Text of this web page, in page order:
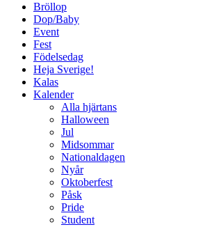
Bröllop
Dop/Baby
Event
Fest
Födelsedag
Heja Sverige!
Kalas
Kalender
Alla hjärtans
Halloween
Jul
Midsommar
Nationaldagen
Nyår
Oktoberfest
Påsk
Pride
Student